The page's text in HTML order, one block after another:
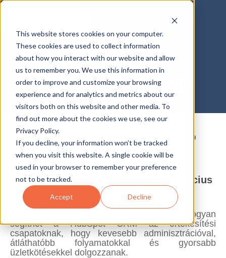
This website stores cookies on your computer.
These cookies are used to collect information
about how you interact with our website and allow
us to remember you. We use this information in
order to improve and customize your browsing
experience and for analytics and metrics about our
visitors both on this website and other media. To
find out more about the cookies we use, see our
Privacy Policy.
If you decline, your information won’t be tracked
when you visit this website. A single cookie will be
used in your browser to remember your preference
not to be tracked.
Accept Decline
HubSpot videók
Enterfor által készített oktató
videók
HubSpot - értékesítőknek - 2025. március
Ebben a webinárban megmutatom, hogyan
segíthet a HubSpot CRM az értékesítési
csapatoknak, hogy kevesebb adminisztrációval,
átláthatóbb folyamatokkal és gyorsabb
üzletkötésekkel dolgozzanak.